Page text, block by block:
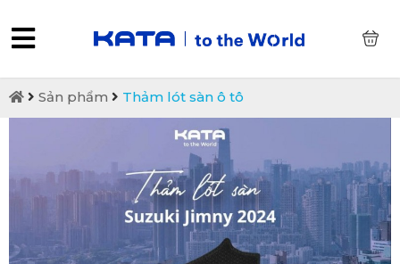
Sản phẩm Thảm lót sàn ô tô